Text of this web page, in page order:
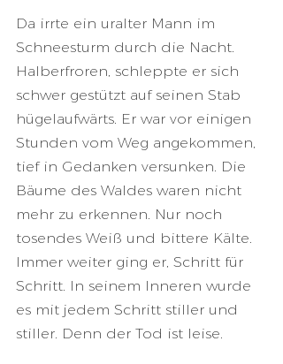
Da irrte ein uralter Mann im
Schneesturm durch die Nacht.
Halberfroren, schleppte er sich
schwer gestützt auf seinen Stab
hügelaufwärts. Er war vor einigen
Stunden vom Weg angekommen,
tief in Gedanken versunken. Die
Bäume des Waldes waren nicht
mehr zu erkennen. Nur noch
tosendes Weiß und bittere Kälte.
Immer weiter ging er, Schritt für
Schritt. In seinem Inneren wurde
es mit jedem Schritt stiller und
stiller. Denn der Tod ist leise.